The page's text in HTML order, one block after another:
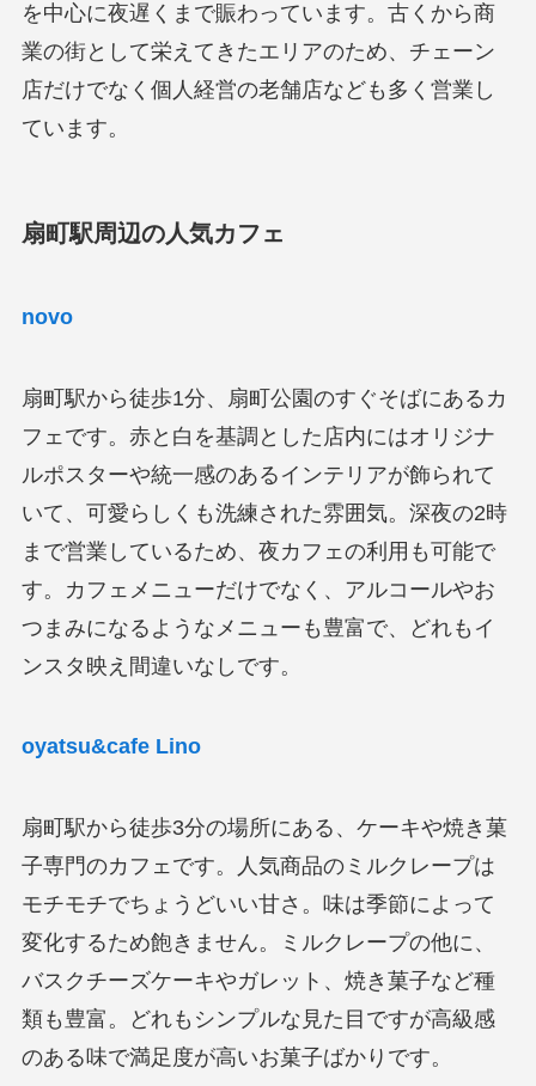
を中心に夜遅くまで賑わっています。古くから商
業の街として栄えてきたエリアのため、チェーン
店だけでなく個人経営の老舗店なども多く営業し
ています。
扇町駅周辺の人気カフェ
novo
扇町駅から徒歩1分、扇町公園のすぐそばにあるカ
フェです。赤と白を基調とした店内にはオリジナ
ルポスターや統一感のあるインテリアが飾られて
いて、可愛らしくも洗練された雰囲気。深夜の2時
まで営業しているため、夜カフェの利用も可能で
す。カフェメニューだけでなく、アルコールやお
つまみになるようなメニューも豊富で、どれもイ
ンスタ映え間違いなしです。
oyatsu&cafe Lino
扇町駅から徒歩3分の場所にある、ケーキや焼き菓
子専門のカフェです。人気商品のミルクレープは
モチモチでちょうどいい甘さ。味は季節によって
変化するため飽きません。ミルクレープの他に、
バスクチーズケーキやガレット、焼き菓子など種
類も豊富。どれもシンプルな見た目ですが高級感
のある味で満足度が高いお菓子ばかりです。